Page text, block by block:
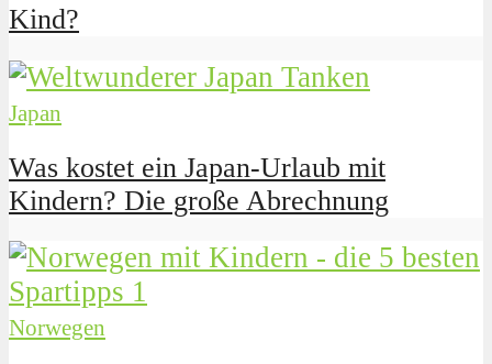
Kind?
Japan
Was kostet ein Japan-Urlaub mit
Kindern? Die große Abrechnung
Norwegen